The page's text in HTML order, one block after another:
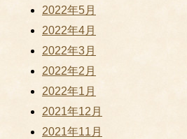
2022年5月
2022年4月
2022年3月
2022年2月
2022年1月
2021年12月
2021年11月